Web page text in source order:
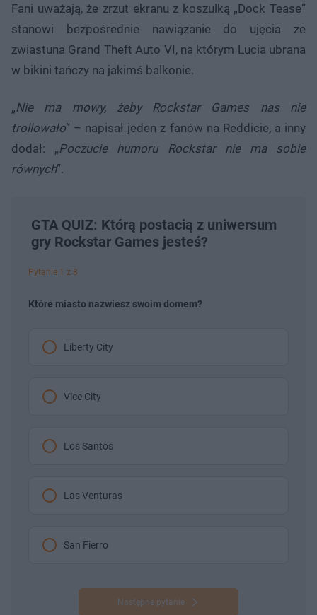
Fani uważają, że zrzut ekranu z koszulką „Dock Tease”
stanowi bezpośrednie nawiązanie do ujęcia ze
zwiastuna Grand Theft Auto VI, na którym Lucia ubrana
w bikini tańczy na jakimś balkonie.
„Nie ma mowy, żeby Rockstar Games nas nie
trollowało” – napisał jeden z fanów na Reddicie, a inny
dodał: „Poczucie humoru Rockstar nie ma sobie
równych”.
GTA QUIZ: Którą postacią z uniwersum
gry Rockstar Games jesteś?
Pytanie 1 z 8
Które miasto nazwiesz swoim domem?
Liberty City
Vice City
Los Santos
Las Venturas
San Fierro
Następne pytanie